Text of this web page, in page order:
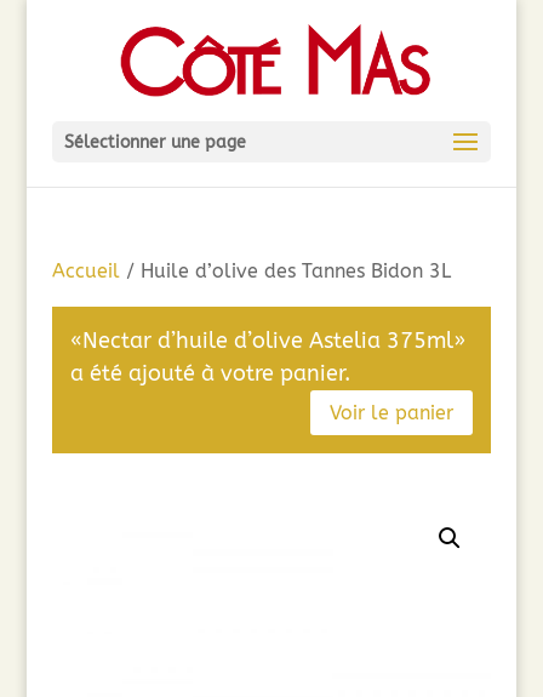
Sélectionner une page
Accueil/ Huile d’olive des Tannes Bidon 3L
«Nectar d’huile d’olive Astelia 375ml»
a été ajouté à votre panier.
Voir le panier